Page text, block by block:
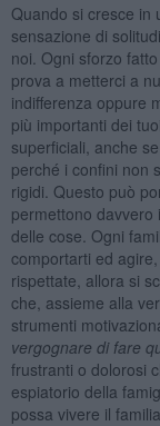
Quando si cresce in
sensazione di
noi. Ogni sforzo
prova a metterci a
indifferenza oppure
più importanti dei
superficiali, anche
perché i confini non
rigidi. Questo può
permettono davvero
delle cose. Ogni
comportarti ed
rispettate, allora si
che, assieme alla
strumenti
vergognare di fare
frustranti o dolorosi
espiatorio della
possa vivere il